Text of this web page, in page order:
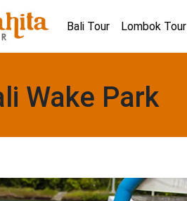
Bali Tour Lombok Tour
Wake Park